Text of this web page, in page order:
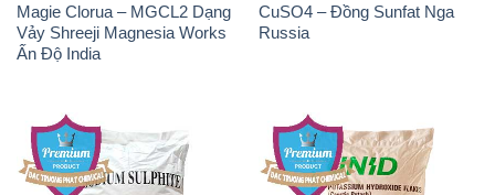
Magie Clorua – MGCL2 Dạng
Vảy Shreeji Magnesia Works
Ấn Độ India
CuSO4 – Đồng Sunfat Nga
Russia